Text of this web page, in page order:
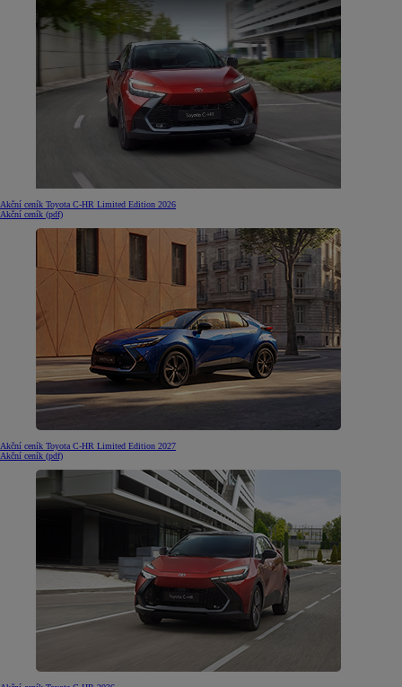
Akční ceník Toyota C-HR Limited Edition 2026
Akční ceník (pdf)
Akční ceník Toyota C-HR Limited Edition 2027
Akční ceník (pdf)